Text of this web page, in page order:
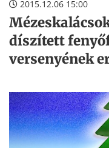
2015.12.06 15:00
díszített
versenyének